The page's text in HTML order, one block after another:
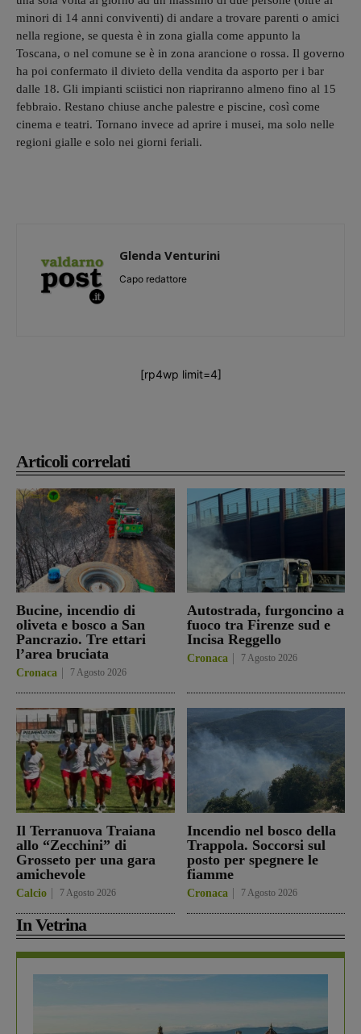
Articoli correlati
Bucine, incendio di
oliveta e bosco a San
Pancrazio. Tre ettari
l’area bruciata
Cronaca 7 Agosto 2026
Autostrada, furgoncino a
fuoco tra Firenze sud e
Incisa Reggello
Cronaca 7 Agosto 2026
Il Terranuova Traiana
allo “Zecchini” di
Grosseto per una gara
amichevole
Calcio 7 Agosto 2026
Incendio nel bosco della
Trappola. Soccorsi sul
posto per spegnere le
fiamme
Cronaca 7 Agosto 2026
In Vetrina
minori di 14 anni conviventi) di andare a trovare parenti o amici
nella regione, se questa è in zona gialla come appunto la
Toscana, o nel comune se è in zona arancione o rossa. Il governo
ha poi confermato il divieto della vendita da asporto per i bar
dalle 18. Gli impianti sciistici non riapriranno almeno fino al 15
febbraio. Restano chiuse anche palestre e piscine, così come
cinema e teatri. Tornano invece ad aprire i musei, ma solo nelle
regioni gialle e solo nei giorni feriali.
Glenda Venturini
Capo redattore
[rp4wp limit=4]